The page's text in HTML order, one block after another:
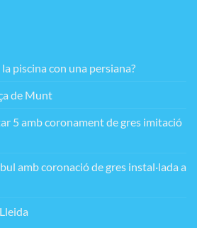
piscina con una persiana?
de Munt
5 amb coronament de gres imitació
amb coronació de gres instal·lada a